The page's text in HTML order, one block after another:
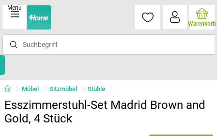
Menu
Warenkorb
Möbel Sitzmöbel Stühle
Esszimmerstuhl-Set Madrid Brown and
Gold, 4 Stück